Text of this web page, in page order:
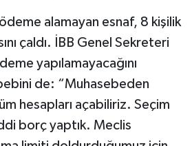
ödeme alamayan esnaf, 8 kişilik
çaldı. İBB Genel Sekreteri
yapılamayacağını
de: “Muhasebeden
hesapları açabiliriz. Seçim
borç yaptık. Meclis